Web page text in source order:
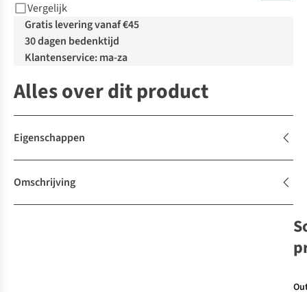
Vergelijk
Gratis levering vanaf €45
30 dagen bedenktijd
Klantenservice: ma-za
Alles over dit product
Eigenschappen
Omschrijving